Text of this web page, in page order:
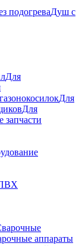
подогреваДуш с
Для
Для
Для
запчасти
ПВХ
аппараты